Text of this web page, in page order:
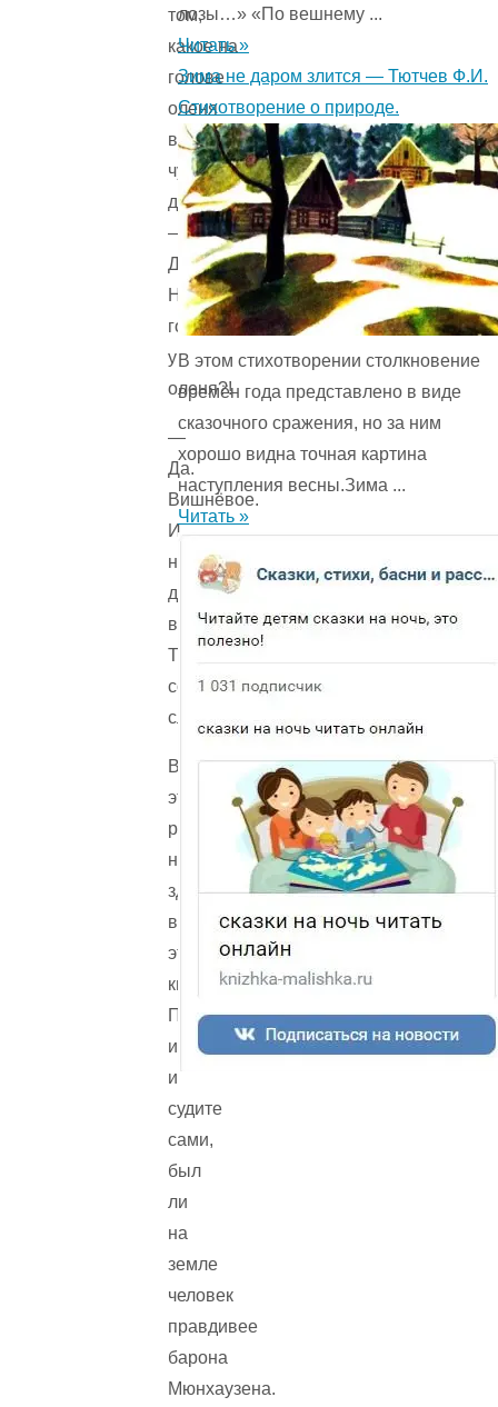
том,
какое на
голове
оленя
выросло
чудесное
дерево
—
Дерево?..
На
голове
у
оленя?!
—
Да.
Вишнёвое.
И
на
дереве
вишни.
Такие
сочные,
сладкие…
Все
эти
рассказы
напечатаны
здесь,
в
этой
книге.
Прочтите
их
и
судите
сами,
был
ли
на
земле
человек
правдивее
барона
Мюнхаузена.
лозы…» «По вешнему ...
Читать »
Зима не даром злится — Тютчев Ф.И.
Стихотворение о природе.
В этом стихотворении столкновение
времён года представ­лено в виде
сказочного сражения, но за ним
хорошо видна точная картина
наступления весны.Зима ...
Читать »